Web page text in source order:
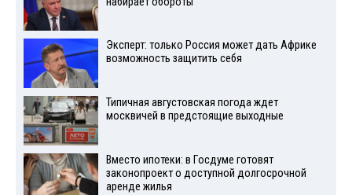
Эксперт: только Россия может дать Африке
возможность защитить себя
Типичная августовская погода ждет
москвичей в предстоящие выходные
Вместо ипотеки: в Госдуме готовят
законопроект о доступной долгосрочной
аренде жилья